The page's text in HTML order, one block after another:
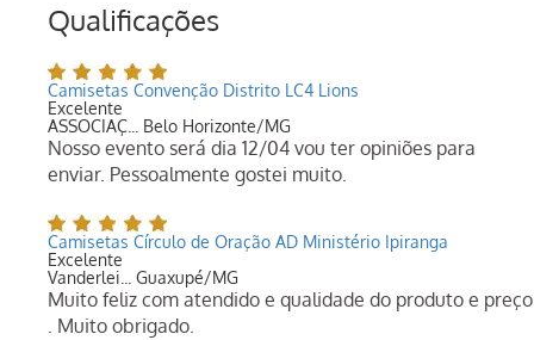
Qualificações
Camisetas Convenção Distrito LC4 Lions
Excelente
ASSOCIAÇ... Belo Horizonte/MG
Nosso evento será dia 12/04 vou ter opiniões para
enviar. Pessoalmente gostei muito.
Camisetas Círculo de Oração AD Ministério Ipiranga
Excelente
Vanderlei... Guaxupé/MG
Muito feliz com atendido e qualidade do produto e preço
. Muito obrigado.